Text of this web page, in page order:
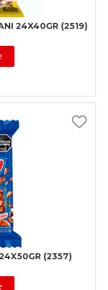
24X40GR (2519)
(2357)